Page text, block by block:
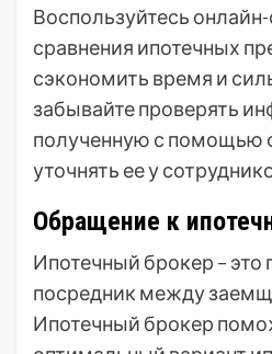
Воспользуйтесь
сравнения ипотечных
сэкономить время и
забывайте проверять
полученную с помощью
уточнять ее у
Обращение к
Ипотечный брокер –
посредник между
Ипотечный брокер